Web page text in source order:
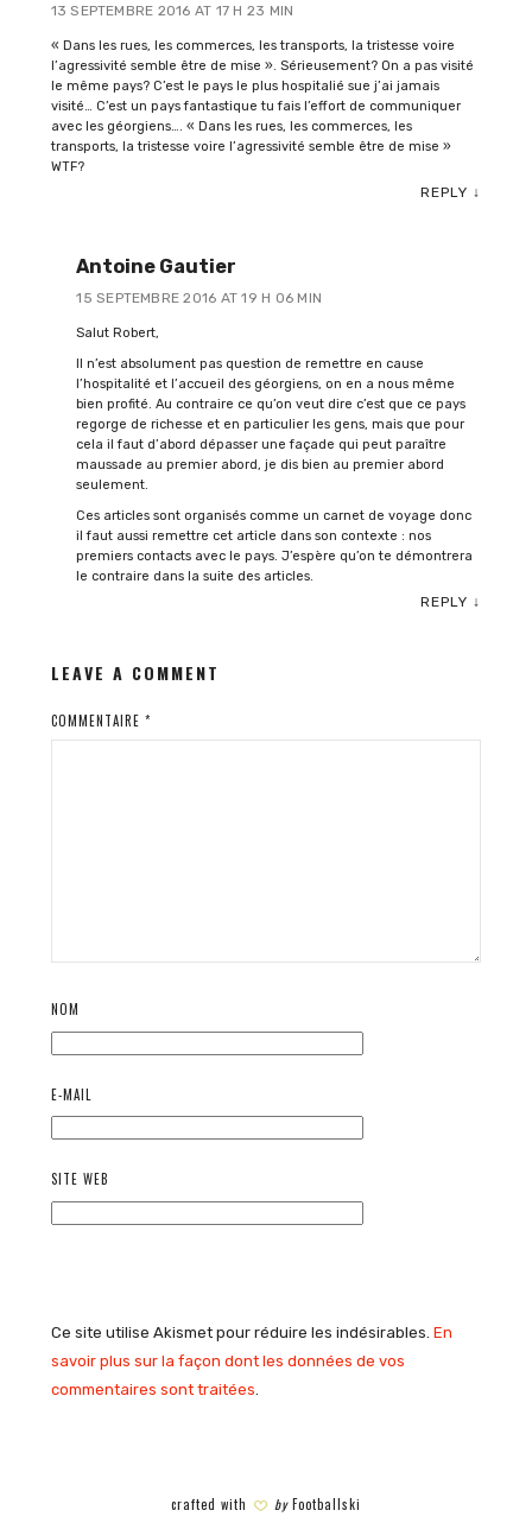
13 SEPTEMBRE 2016 AT 17 H 23 MIN
« Dans les rues, les commerces, les transports, la tristesse voire
l’agressivité semble être de mise ». Sérieusement? On a pas visité
le même pays? C’est le pays le plus hospitalié sue j’ai jamais
visité… C’est un pays fantastique tu fais l’effort de communiquer
avec les géorgiens…. « Dans les rues, les commerces, les
transports, la tristesse voire l’agressivité semble être de mise »
WTF?
REPLY ↓
Antoine Gautier
15 SEPTEMBRE 2016 AT 19 H 06 MIN
Salut Robert,
Il n’est absolument pas question de remettre en cause
l’hospitalité et l’accueil des géorgiens, on en a nous même
bien profité. Au contraire ce qu’on veut dire c’est que ce pays
regorge de richesse et en particulier les gens, mais que pour
cela il faut d’abord dépasser une façade qui peut paraître
maussade au premier abord, je dis bien au premier abord
seulement.
Ces articles sont organisés comme un carnet de voyage donc
il faut aussi remettre cet article dans son contexte : nos
premiers contacts avec le pays. J’espère qu’on te démontrera
le contraire dans la suite des articles.
REPLY ↓
LEAVE A COMMENT
COMMENTAIRE *
NOM
E-MAIL
SITE WEB
Ce site utilise Akismet pour réduire les indésirables. En
savoir plus sur la façon dont les données de vos
commentaires sont traitées
crafted with byFootballski